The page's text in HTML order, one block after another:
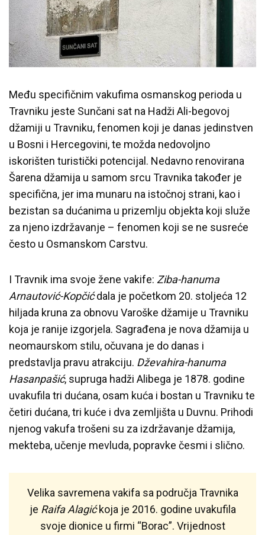
Među specifičnim vakufima osmanskog perioda u
Travniku jeste Sunčani sat na Hadži Ali-begovoj
džamiji u Travniku, fenomen koji je danas jedinstven
u Bosni i Hercegovini, te možda nedovoljno
iskorišten turistički potencijal. Nedavno renovirana
Šarena džamija u samom srcu Travnika također je
specifična, jer ima munaru na istočnoj strani, kao i
bezistan sa dućanima u prizemlju objekta koji služe
za njeno izdržavanje – fenomen koji se ne susreće
često u Osmanskom Carstvu.
I Travnik ima svoje žene vakife: Ziba-hanuma
Arnautović-Kopčićdala je početkom 20. stoljeća 12
hiljada kruna za obnovu Varoške džamije u Travniku
koja je ranije izgorjela. Sagrađena je nova džamija u
neomaurskom stilu, očuvana je do danas i
predstavlja pravu atrakciju. Dževahira-hanuma
Hasanpašić, supruga hadži Alibega je 1878. godine
uvakufila tri dućana, osam kuća i bostan u Travniku te
četiri dućana, tri kuće i dva zemljišta u Duvnu. Prihodi
njenog vakufa trošeni su za izdržavanje džamija,
mekteba, učenje mevluda, popravke česmi i slično.
Velika savremena vakifa sa područja Travnika
je Raifa Alagićkoja je 2016. godine uvakufila
svoje dionice u firmi “Borac”. Vrijednost